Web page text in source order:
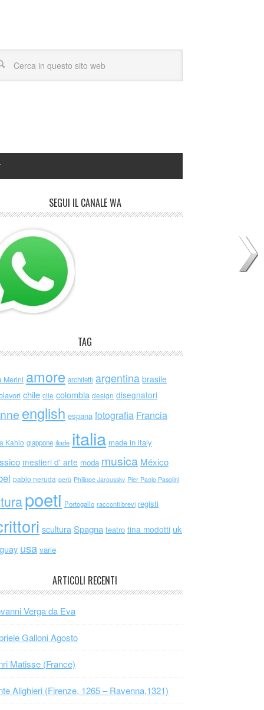
SEGUI IL CANALE WA
TAG
Merini amore architetti argentina brasile
chile cile colombia design disegnatori
english espana fotografia Francia
Kahlo giappone iliade italia made in italy
mestieri d' arte moda musica México
pablo neruda perù Philippe Jaroussky Pier Paolo Pasolini
poeti Portogallo racconti brevi registi
scultura Spagna teatro tina modotti uk
usa varie
ARTICOLI RECENTI
Verga da Eva
Galloni Agosto
Matisse (France)
Alighieri (Firenze, 1265 – Ravenna,1321)